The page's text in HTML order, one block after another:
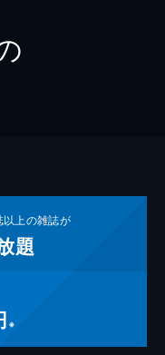
以上の雑誌が
題
※